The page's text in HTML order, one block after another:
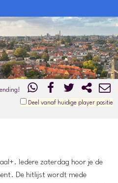
Deel vanaf huidige player positie
Iedere zaterdag hoor je de
De hitlijst wordt mede